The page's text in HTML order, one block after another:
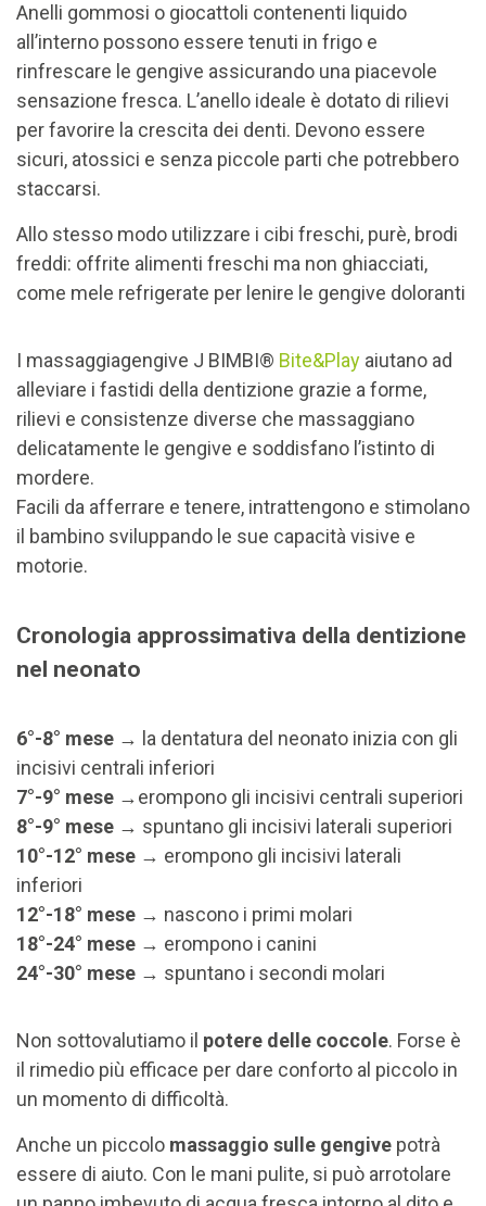
Anelli gommosi o giocattoli contenenti liquido
all’interno possono essere tenuti in frigo e
rinfrescare le gengive assicurando una piacevole
sensazione fresca. L’anello ideale è dotato di rilievi
per favorire la crescita dei denti. Devono essere
sicuri, atossici e senza piccole parti che potrebbero
staccarsi.
Allo stesso modo utilizzare i cibi freschi, purè, brodi
freddi: offrite alimenti freschi ma non ghiacciati,
come mele refrigerate per lenire le gengive doloranti
I massaggiagengive J BIMBI® Bite&Play aiutano ad
alleviare i fastidi della dentizione grazie a forme,
rilievi e consistenze diverse che massaggiano
delicatamente le gengive e soddisfano l’istinto di
mordere.
Facili da afferrare e tenere, intrattengono e stimolano
il bambino sviluppando le sue capacità visive e
motorie.
Cronologia approssimativa della dentizione
nel neonato
6°-8° mese → la dentatura del neonato inizia con gli
incisivi centrali inferiori
7°-9° mese →erompono gli incisivi centrali superiori
8°-9° mese → spuntano gli incisivi laterali superiori
10°-12° mese → erompono gli incisivi laterali
inferiori
12°-18° mese → nascono i primi molari
18°-24° mese → erompono i canini
24°-30° mese → spuntano i secondi molari
Non sottovalutiamo il potere delle coccole. Forse è
il rimedio più efficace per dare conforto al piccolo in
un momento di difficoltà.
Anche un piccolo massaggio sulle gengive potrà
essere di aiuto. Con le mani pulite, si può arrotolare